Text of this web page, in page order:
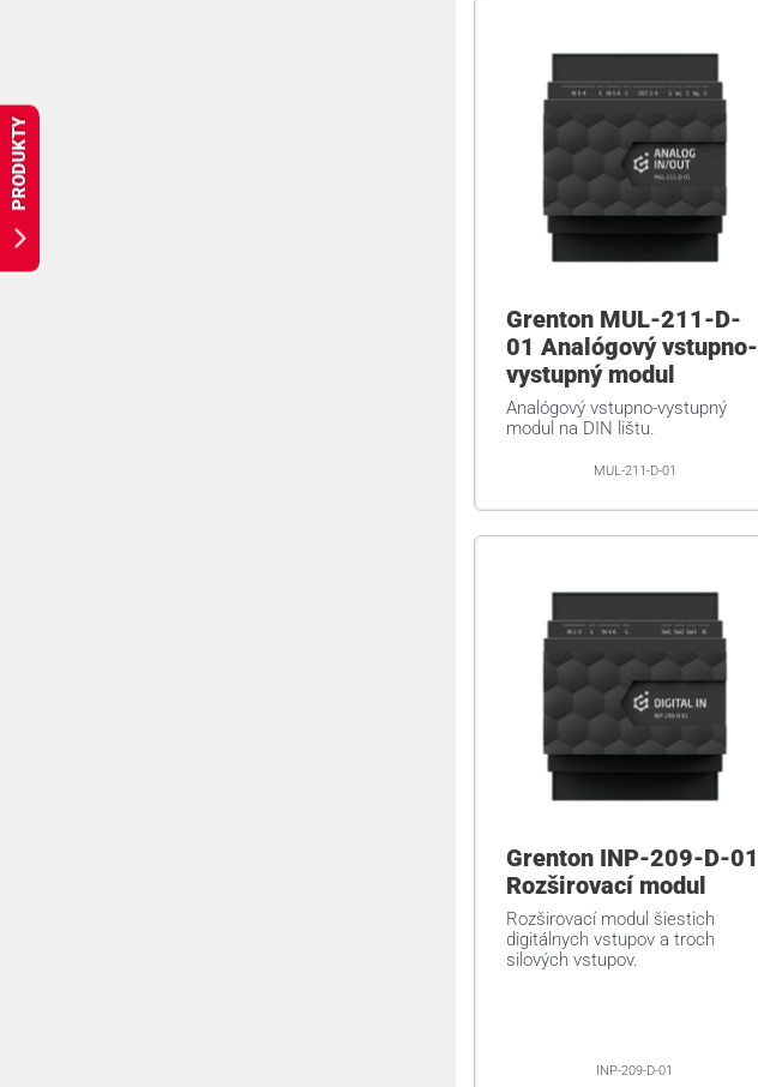
PRODUKTY
Grenton MUL-211-D-
01 Analógový vstupno-
vystupný modul
Analógový vstupno-vystupný
modul na DIN lištu.
MUL-211-D-01
Grenton INP-209-D-01
Rozširovací modul
Rozširovací modul šiestich
digitálnych vstupov a troch
silových vstupov.
INP-209-D-01